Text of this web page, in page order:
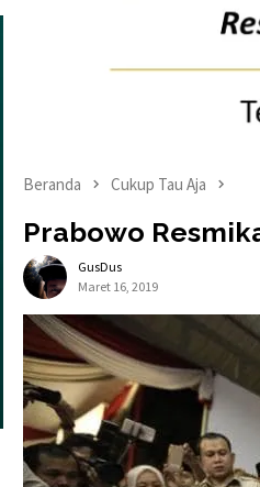
Beranda Cukup Tau Aja
Prabowo
GusDus
Maret 16, 2019